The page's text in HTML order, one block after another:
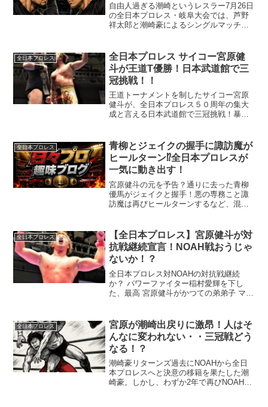
自由人過ぎる潮崎というレスラー7月26日
の全日本プロレス・岐阜大会では、芦野
祥太郎と潮崎豪によるシングルマッチが
「HAVOC」からの脱退を表明した直後と
いうタイミングもあり...
全日本プロレス
全日本プロレス サイコー宮原健
斗が王道T優勝！日本武道館で三
冠挑戦！！
王道トーナメントを制したサイコー宮原
健斗が、全日本プロレス５０周年の集大
成と言える日本武道館で三冠挑戦！暴走
全日本プロレス
青柳とジェイクの握手に諏訪魔が
ヒールターン⁉︎全日本プロレスが
一気に動き出す！
宮原健斗の元を予告？通りに去った青柳
優馬がジェイクと握手！悪の専務こと諏
訪魔は再びヒールターンするなど、混沌
全日本プロレス
【全日本プロレス】宮原健斗が対
抗戦継続宣言！NOAH戦おうじゃ
ないか！？
全日本プロレス対NOAHの対抗戦継続
か？ パワーファイター稲村愛輝を下し
た、最高 宮原健斗がかつての弟弟子 マサ
全日本プロレス
宮原が潮崎出戻りに激昂！人はそ
んなに変われない・・三冠戦どう
なる！？
潮崎豪リターンズ過去にNOAHから全日
本プロレスへと決意の移籍を果たした潮
崎豪。しかし、わずか2年で再びNOAHへ